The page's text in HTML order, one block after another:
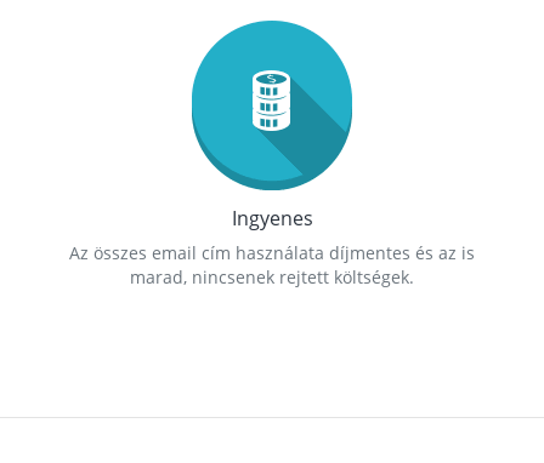
Ingyenes
Az összes email cím használata díjmentes és az is
marad, nincsenek rejtett költségek.